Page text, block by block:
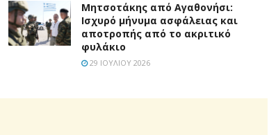
Μητσοτάκης από Αγαθονήσι:
Ισχυρό μήνυμα ασφάλειας και
αποτροπής από το ακριτικό
φυλάκιο
29 ΙΟΥΛΊΟΥ 2026